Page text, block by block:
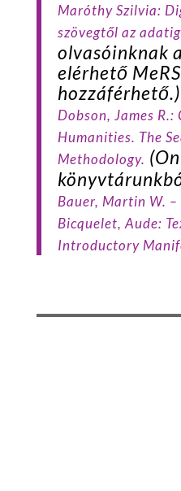
MaróthySzilvia:
szövegtől az
olvasóinknak
elérhető
hozzáférhető.)
Dobson, James
Humanities. The
Methodology.
Bauer, Martin W. –
Bicquelet, Aude:
Introductory